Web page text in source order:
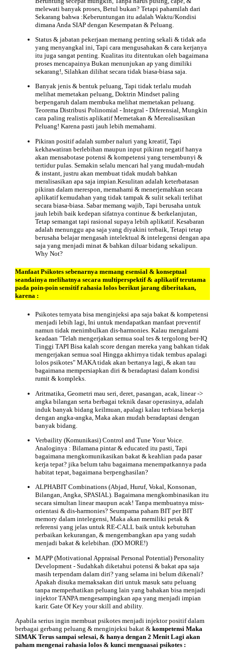
melewati banyak proses, Betul bukan? Tetapi pahamilah dari
Sekarang bahwa :Keberuntungan itu adalah Waktu/Kondisi
dimana Anda SIAP dengan Kesempatan & Peluang.
Status & jabatan pekerjaan memang penting sekali & tidak ada
yang menyangkal ini, Tapi cara mengusahakan & cara kerjanya
itu juga sangat penting. Kualitas itu ditentukan oleh bagaimana
proses mencapainya Bukan menunjukan ap yang dimiliki
sekarang!, Silahkan dilihat secara tidak biasa-biasa saja.
Banyak jenis & bentuk peluang, Tapi tidak terlalu mudah
melihat memetakan peluang, Doktrin Mindset paling
berpengaruh dalam membuka melihat memetakan peluang.
Teorema Distribusi Polinomial - Integral - Diferensial, Mungkin
cara paling realistis aplikatif Memetakan & Merealisasikan
Peluang! Karena pasti jauh lebih memahami.
Pikiran positif adalah sumber naluri yang kreatif, Tapi
kekhawatiran berlebihan maupun input pikiran negatif hanya
akan mensabotase potensi & kompetensi yang tersembunyi &
tertidur pulas. Semakin selalu mencari hal yang mudah-mudah
& instant, justru akan membuat tidak mudah bahkan
meralisasikan apa saja impian.Kesulitan adalah keterbatasan
pikiran dalam merespon, memahami & menerjemahkan secara
aplikatif kemudahan yang tidak tampak & sulit sekali terlihat
secara biasa-biasa. Sabar memang wajib, Tapi berusaha untuk
jauh lebih baik kedepan sifatnya continue & berkelanjutan,
Tetap semangat tapi rasional supaya lebih aplikatif. Kesabaran
adalah menunggu apa saja yang diyakini terbaik, Tetapi tetap
berusaha belajar mengasah intelektual & intelegensi dengan apa
saja yang menjadi minat & bahkan diluar bidang sekalipun.
Why Not?
Manfaat Psikotes sebenarnya memang esensial & konseptual
seandainya melihatnya secara multiperspektif & aplikatif terutama
pada poin-poin sensitif rahasia lolos berikut jarang diberitakan,
karena :
Psikotes ternyata bisa menginjeksi apa saja bakat & kompetensi
menjadi lebih lagi, Ini untuk mendapatkan manfaat preventif
namun tidak menimbulkan dis-harmonies. Kalau mengalami
keadaan "Telah mengerjakan semua soal tes & tergolong ber-IQ
Tinggi TAPI Bisa kalah score dengan mereka yang bahkan tidak
mengerjakan semua soal Hingga akhirnya tidak tembus apalagi
lolos psikotes" MAKA tidak akan bertanya lagi, & akan tau
bagaimana mempersiapkan diri & beradaptasi dalam kondisi
rumit & kompleks.
Aritmatika, Geometri mau seri, deret, pasangan, acak, linear ->
angka bilangan serta berbagai teknik dasar operasinya, adalah
induk banyak bidang keilmuan, apalagi kalau terbiasa bekerja
dengan angka-angka, Maka akan mudah beradaptasi dengan
banyak bidang.
Verbaility (Komunikasi) Control and Tune Your Voice.
Analoginya : Bilamana pintar & educated itu pasti, Tapi
bagaimana mengkomunikasikan bakat & keahlian pada pasar
kerja tepat? jika belum tahu bagaimana menempatkannya pada
habitat tepat, bagaimana berpenghasilan?
ALPHABIT Combinations (Abjad, Huruf, Vokal, Konsonan,
Bilangan, Angka, SPASIAL). Bagaimana mengkombinasikan itu
secara simultan linear maupun acak! Tanpa membuatnya miss-
orientasi & dis-harmonies? Seumpama paham BIT per BIT
memory dalam intelegensi, Maka akan memiliki petak &
referensi yang jelas untuk RE-CALL baik untuk kebutuhan
perbaikan kekurangan, & mengembangkan apa yang sudah
menjadi bakat & kelebihan. (DO MORE!)
MAPP (Motivational Appraisal Personal Potential) Personality
Development - Sudahkah diketahui potensi & bakat apa saja
masih terpendam dalam diri? yang selama ini belum dikenali?
Apakah disuka memaksakan diri untuk masuk satu peluang
tanpa memperhatikan peluang lain yang bahakan bisa menjadi
injektor TANPA mengesampingkan apa yang menjadi impian
karir. Gate Of Key your skill and ability.
Apabila serius ingin membuat psikotes menjadi injektor positif dalam
berbagai gerbang peluang & menginjeksi bakat & kompetensi Maka
SIMAK Terus sampai selesai, & hanya dengan 2 Menit Lagi akan
paham mengenai rahasia lolos & kunci menguasai psikotes :